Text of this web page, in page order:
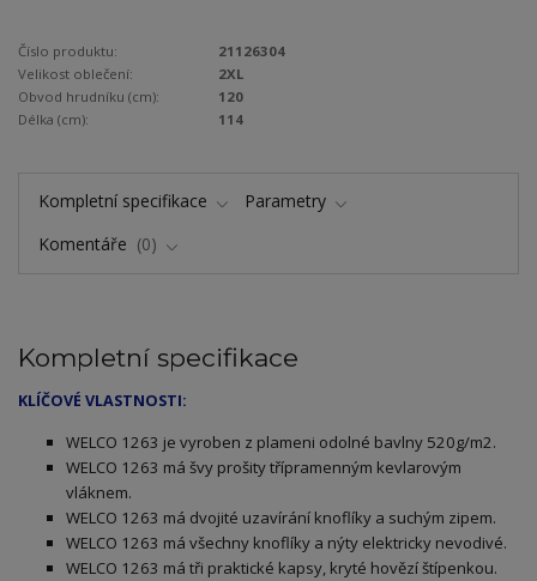
Číslo produktu:
21126304
Velikost oblečení:
2XL
Obvod hrudníku (cm):
120
Délka (cm):
114
Kompletní specifikace
Parametry
Komentáře
0
Kompletní specifikace
KLÍČOVÉ VLASTNOSTI:
WELCO 1263 je vyroben z plameni odolné bavlny 520g/m2.
WELCO 1263 má švy prošity třípramenným kevlarovým
vláknem.
WELCO 1263 má dvojité uzavírání knoflíky a suchým zipem.
WELCO 1263 má všechny knoflíky a nýty elektricky nevodivé.
WELCO 1263 má tři praktické kapsy, kryté hovězí štípenkou.